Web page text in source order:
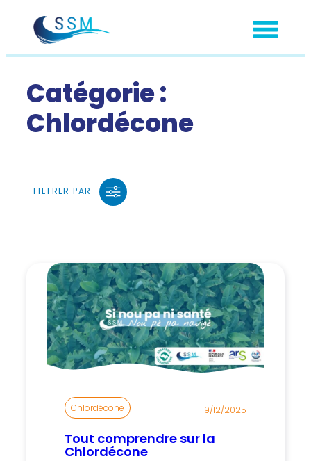
contenu
Catégorie :
Chlordécone
FILTRER PAR
Chlordécone 19/12/2025
Tout comprendre sur la
Chlordécone